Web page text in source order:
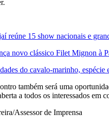
reúne 15 show nacionais e
novo clássico Filet Mignon à
do cavalo-marinho,
também será uma
a todos os interessados em
Assessor de Imprensa